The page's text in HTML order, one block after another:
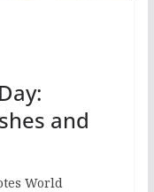
and
World